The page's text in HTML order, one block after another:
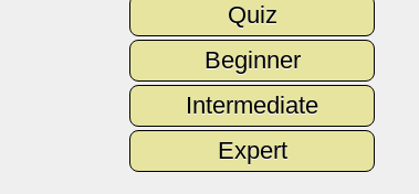
Quiz
Beginner
Intermediate
Expert